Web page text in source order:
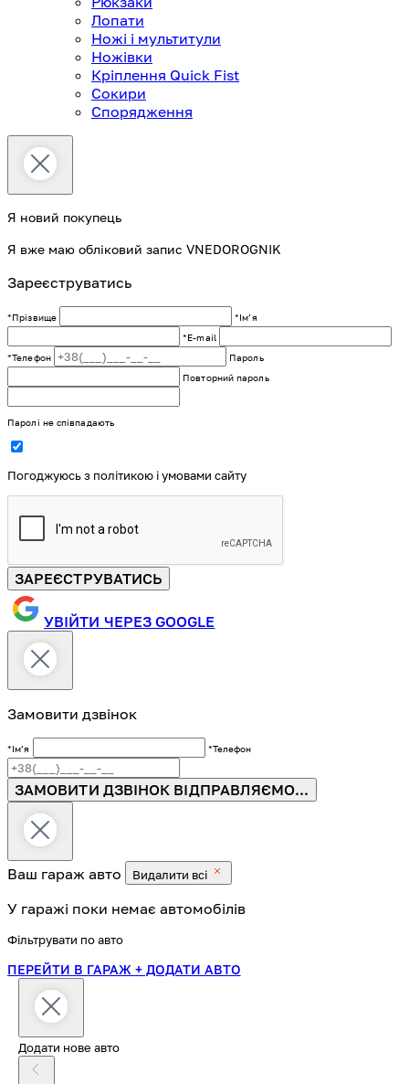
Лопати
Ножі і мультитули
Ножівки
Кріплення Quick Fist
Сокири
Спорядження
Я новий покупець
Я вже маю обліковий запис VNEDOROGNIK
Зареєструватись
*Прізвище
*Імʼя
*E-mail
*Телефон
Пароль
Повторний пароль
Паролі не співпадають
Погоджуюсь з політикою і умовами сайту
ЗАРЕЄСТРУВАТИСЬ
УВІЙТИ ЧЕРЕЗ GOOGLE
Замовити дзвінок
*Імʼя *Телефон
ЗАМОВИТИ ДЗВІНОК ВІДПРАВЛЯЄМО...
Ваш гараж авто Видалити всі
У гаражі поки немає автомобілів
Фільтрувати по авто
ПЕРЕЙТИ В ГАРАЖ + ДОДАТИ АВТО
Додати нове авто